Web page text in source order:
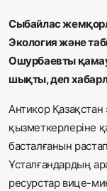
Журналистік
Қазақ тілі
Сыбайлас
Экология және
Ошурбаевты
шықты, деп
Антикор Қазақстан
қызметкерлеріне
басталғанын
Ұсталғандардың
ресурстар вице-